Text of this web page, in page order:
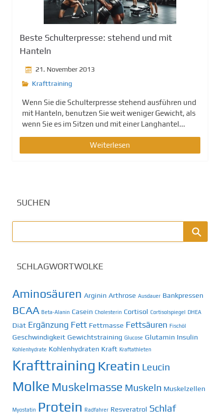
Beste Schulterpresse: stehend und mit
Hanteln
21. November 2013
Krafttraining
Wenn Sie die Schulterpresse stehend ausführen und
mit Hanteln, benutzen Sie weit weniger Gewicht, als
wenn Sie es im Sitzen und mit einer Langhantel...
Weiterlesen
SUCHEN
SCHLAGWORTWOLKE
Aminosäuren Arginin Arthrose Ausdauer Bankpressen
BCAA Beta-Alanin Casein Cholesterin Cortisol Cortisolspiegel DHEA
Diät Ergänzung Fett Fettmasse Fettsäuren Fischöl
Geschwindigkeit Gewichtstraining Glucose Glutamin Insulin
Kohlenhydrate Kohlenhydraten Kraft Kraftathleten
Krafttraining Kreatin Leucin
Molke Muskelmasse Muskeln Muskelzellen
Myostatin Protein Radfahrer Resveratrol Schlaf